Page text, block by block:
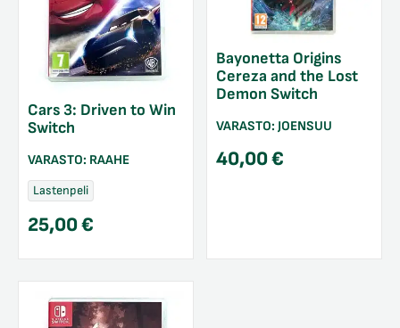
Cars 3: Driven to Win
Switch
VARASTO: RAAHE
Lastenpeli
25,00€
Bayonetta Origins
Cereza and the Lost
Demon Switch
VARASTO: JOENSUU
40,00€